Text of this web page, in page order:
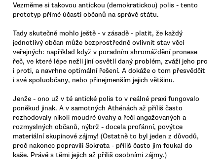
Vezměme si takovou antickou (demokratickou) polis - tento
prototyp přímé účasti občanů na správě státu.
Tady skutečně mohlo ještě - v zásadě - platit, že každý
jednotlivý občan může bezprostředně ovlivnit stav věcí
veřejných: například když v poradním shromáždění pronese
řeč, ve které lépe nežli jiní osvětlí daný problém, zváží jeho pro
i proti, a navrhne optimální řešení. A dokáže o tom přesvědčit
i své spoluobčany, nebo přinejmenším jejich většinu.
Jenže - ono už v té antické polis to v reálné praxi fungovalo
poněkud jinak. A v samotných Athénách až příliš často
rozhodovaly nikoli moudré úvahy a řeči angažovaných a
rozmyslných občanů, nýbrž - docela profánní, povýtce
materiální skupinové zájmy! (Ostatně to byl jeden z důvodů,
proč nakonec popravili Sokrata - příliš často jim foukal do
kaše. Právě s těmi jejich až příliš osobními zájmy.)